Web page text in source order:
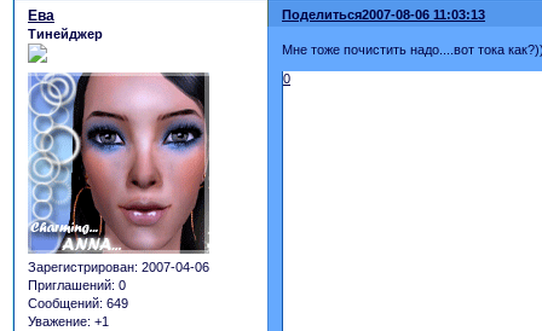
Поделиться2007-08-06 11:03:13
Ева
Тинейджер
Зарегистрирован: 2007-04-06
Приглашений: 0
Сообщений: 649
Уважение: +1
Мне тоже почистить надо....вот тока
0